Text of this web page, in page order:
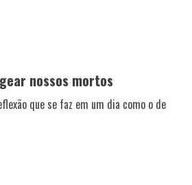
nossos mortos
que se faz em um dia como o de